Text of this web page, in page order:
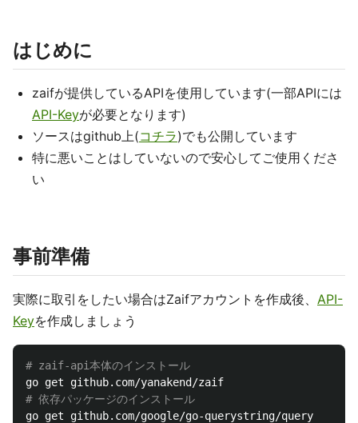
はじめに
zaifが提供しているAPIを使用しています(一部APIには
API-Keyが必要となります)
ソースはgithub上(コチラ)でも公開しています
特に悪いことはしていないので安心してご使用くださ
い
事前準備
実際に取引をしたい場合はZaifアカウントを作成後、 API-
Keyを作成しましょう
# zaif-api本体のインストール
# 依存パッケージのインストール